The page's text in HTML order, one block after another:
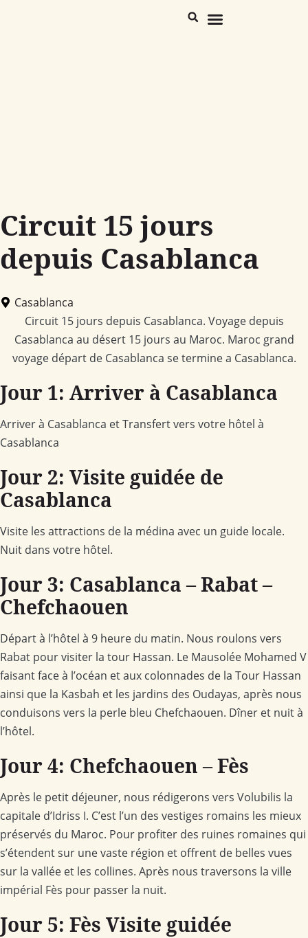
Circuit 15 jours
depuis Casablanca
Casablanca
Circuit 15 jours depuis Casablanca. Voyage depuis
Casablanca au désert 15 jours au Maroc. Maroc grand
voyage départ de Casablanca se termine a Casablanca.
Jour 1: Arriver à Casablanca
Arriver à Casablanca et Transfert vers votre hôtel à
Casablanca
Jour 2: Visite guidée de
Casablanca
Visite les attractions de la médina avec un guide locale.
Nuit dans votre hôtel.
Jour 3: Casablanca – Rabat –
Chefchaouen
Départ à l’hôtel à 9 heure du matin. Nous roulons vers
Rabat pour visiter la tour Hassan. Le Mausolée Mohamed V
faisant face à l’océan et aux colonnades de la Tour Hassan
ainsi que la Kasbah et les jardins des Oudayas, après nous
conduisons vers la perle bleu Chefchaouen. Dîner et nuit à
l’hôtel.
Jour 4: Chefchaouen – Fès
Après le petit déjeuner, nous rédigerons vers Volubilis la
capitale d’Idriss I. C’est l’un des vestiges romains les mieux
préservés du Maroc. Pour profiter des ruines romaines qui
s’étendent sur une vaste région et offrent de belles vues
sur la vallée et les collines. Après nous traversons la ville
impérial Fès pour passer la nuit.
Jour 5: Fès Visite guidée